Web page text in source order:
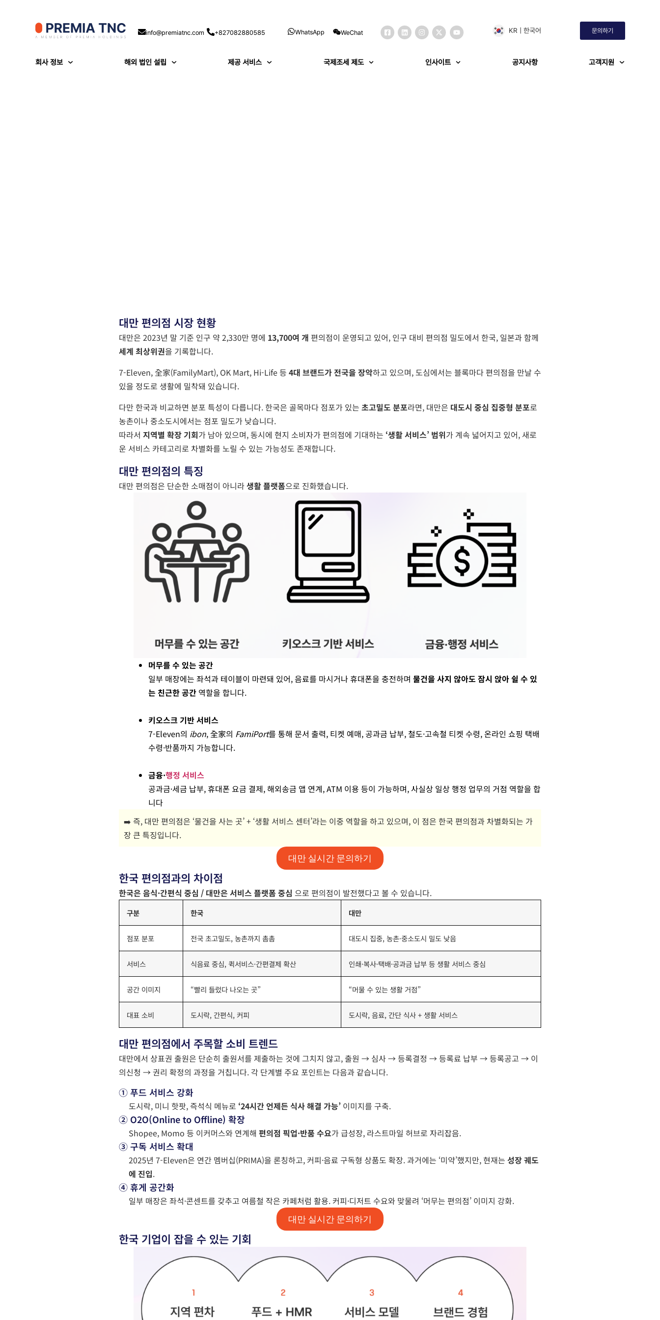
info@premiatnc.com +827082880585 WhatsApp WeChat KR | 한국어 문의하기​
회사 정보 해외 법인 설립 제공 서비스 국제조세 제도 인사이트 공지사항 고객지원
대만 편의점 시장 현황
대만은 2023년 말 기준 인구 약 2,330만 명에 13,700여 개 편의점이 운영되고 있어, 인구 대비 편의점 밀도에서 한국, 일본과 함께
세계 최상위권을 기록합니다.
7-Eleven, 全家(FamilyMart), OK Mart, Hi-Life 등 4대 브랜드가 전국을 장악하고 있으며, 도심에서는 블록마다 편의점을 만날 수
있을 정도로 생활에 밀착돼 있습니다.
다만 한국과 비교하면 분포 특성이 다릅니다. 한국은 골목마다 점포가 있는 초고밀도 분포라면, 대만은 대도시 중심 집중형 분포로
농촌이나 중소도시에서는 점포 밀도가 낮습니다.
따라서 지역별 확장 기회가 남아 있으며, 동시에 현지 소비자가 편의점에 기대하는 ‘생활 서비스’ 범위가 계속 넓어지고 있어, 새로
운 서비스 카테고리로 차별화를 노릴 수 있는 가능성도 존재합니다.
대만 편의점의 특징
대만 편의점은 단순한 소매점이 아니라생활 플랫폼으로 진화했습니다.
머무를 수 있는 공간
일부 매장에는 좌석과 테이블이 마련돼 있어, 음료를 마시거나 휴대폰을 충전하며 물건을 사지 않아도 잠시 앉아 쉴 수 있
는 친근한 공간 역할을 합니다.
키오스크 기반 서비스
7-Eleven의 ibon, 全家의 FamiPort를 통해 문서 출력, 티켓 예매, 공과금 납부, 철도·고속철 티켓 수령, 온라인 쇼핑 택배
수령·반품까지 가능합니다.
금융·행정 서비스
공과금·세금 납부, 휴대폰 요금 결제, 해외송금 앱 연계, ATM 이용 등이 가능하며, 사실상 일상 행정 업무의 거점 역할을 합
니다
➡️ 즉, 대만 편의점은 ‘물건을 사는 곳’ + ‘생활 서비스 센터’라는 이중 역할을 하고 있으며, 이 점은 한국 편의점과 차별화되는 가
장 큰 특징입니다.
대만 실시간 문의하기
한국 편의점과의 차이점
한국은 음식·간편식 중심 / 대만은 서비스 플랫폼 중심 으로 편의점이 발전했다고 볼 수 있습니다.
구분 한국 대만
점포 분포 전국 초고밀도, 농촌까지 촘촘 대도시 집중, 농촌·중소도시 밀도 낮음
서비스 식음료 중심, 퀵서비스·간편결제 확산 인쇄·복사·택배·공과금 납부 등 생활 서비스 중심
공간 이미지 “빨리 들렀다 나오는 곳” “머물 수 있는 생활 거점”
대표 소비 도시락, 간편식, 커피 도시락, 음료, 간단 식사 + 생활 서비스
대만 편의점에서 주목할 소비 트렌드
대만에서 상표권 출원은 단순히 출원서를 제출하는 것에 그치지 않고,출원 → 심사 → 등록결정 → 등록료 납부 → 등록공고 → 이
의신청 → 권리 확정의 과정을 거칩니다. 각 단계별 주요 포인트는 다음과 같습니다.
① 푸드 서비스 강화
도시락, 미니 핫팟, 즉석식 메뉴로 ‘24시간 언제든 식사 해결 가능’ 이미지를 구축.
② O2O(Online to Offline) 확장
Shopee, Momo 등 이커머스와 연계해 편의점 픽업·반품 수요가 급성장, 라스트마일 허브로 자리잡음.
③ 구독 서비스 확대
2025년 7-Eleven은 연간 멤버십(PRIMA)을 론칭하고, 커피·음료 구독형 상품도 확장. 과거에는 ‘미약’했지만, 현재는 성장 궤도
에 진입.
④ 휴게 공간화
일부 매장은 좌석·콘센트를 갖추고 여름철 작은 카페처럼 활용. 커피·디저트 수요와 맞물려 ‘머무는 편의점’ 이미지 강화.
대만 실시간 문의하기
한국 기업이 잡을 수 있는 기회